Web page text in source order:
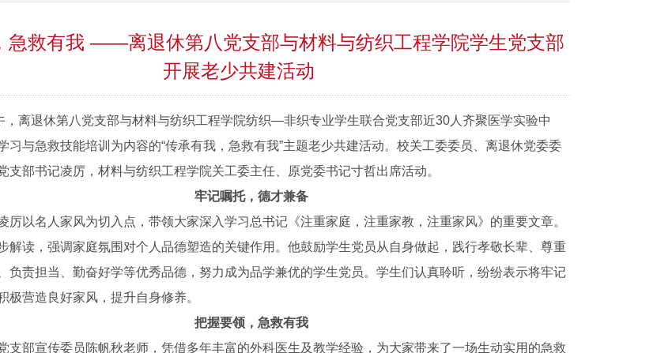
急救有我 ——离退休第八党支部与材料与纺织工程学院学生党支部
开展老少共建活动
，离退休第八党支部与材料与纺织工程学院纺织—非织专业学生联合党支部近30人齐聚医学实验中
习与急救技能培训为内容的“传承有我，急救有我”主题老少共建活动。 校关工委委员、离退休党委委
支部书记凌厉，材料与纺织工程学院关工委主任、原党委书记寸哲出席活动。
牢记嘱托，德才兼备
厉以名人家风为切入点，带领大家深入学习总书记《注重家庭，注重家教，注重家风》的重要文章。
解读，强调家庭氛围对个人品德塑造的关键作用。他鼓励学生党员从自身做起，践行孝敬长辈、尊重
负责担当、勤奋好学等优秀品德，努力成为品学兼优的学生党员。学生们认真聆听，纷纷表示将牢记
极营造良好家风，提升自身修养。
把握要领，急救有我
支部宣传委员陈帆秋老师，凭借多年丰富的外科医生及教学经验，为大家带来了一场生动实用的急救